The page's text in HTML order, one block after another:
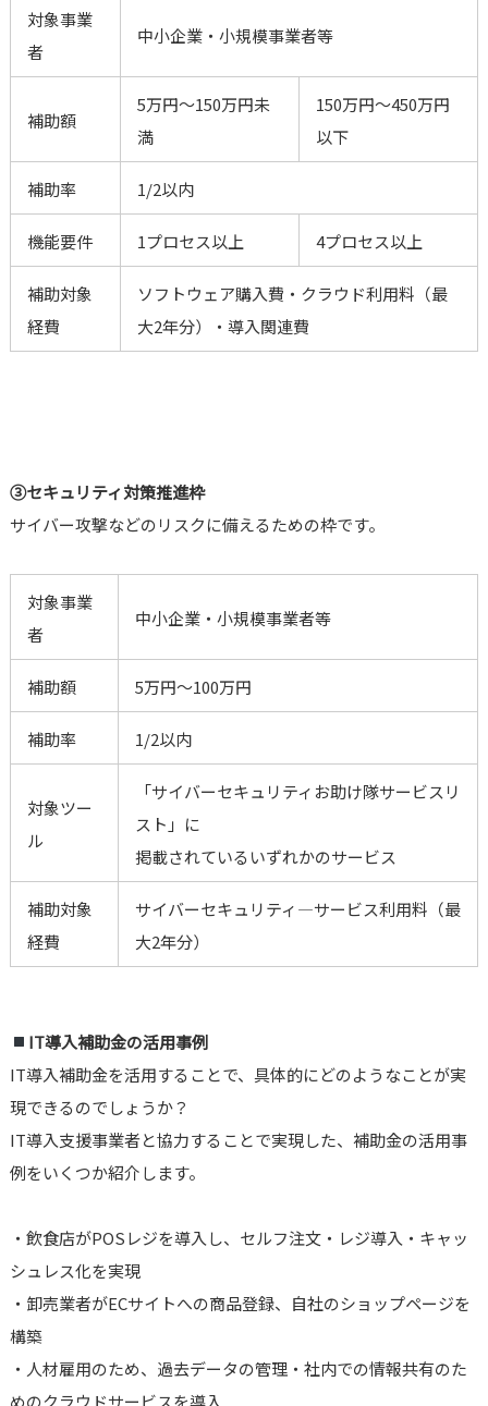
対象事業
者
中小企業・小規模事業者等
補助額
5万円～150万円未
満
150万円～450万円
以下
補助率 1/2以内
機能要件 1プロセス以上 4プロセス以上
補助対象
経費
ソフトウェア購入費・クラウド利用料（最
大2年分）・導入関連費
③セキュリティ対策推進枠
サイバー攻撃などのリスクに備えるための枠です。
対象事業
者
中小企業・小規模事業者等
補助額 5万円～100万円
補助率 1/2以内
対象ツー
ル
「サイバーセキュリティお助け隊サービスリ
スト」に
掲載されているいずれかのサービス
補助対象
経費
サイバーセキュリティ―サービス利用料（最
大2年分）
IT導入補助金の活用事例
IT導入補助金を活用することで、具体的にどのようなことが実
現できるのでしょうか？
IT導入支援事業者と協力することで実現した、補助金の活用事
例をいくつか紹介します。
・飲食店がPOSレジを導入し、セルフ注文・レジ導入・キャッ
シュレス化を実現
・卸売業者がECサイトへの商品登録、自社のショップページを
構築
・人材雇用のため、過去データの管理・社内での情報共有のた
めのクラウドサービスを導入